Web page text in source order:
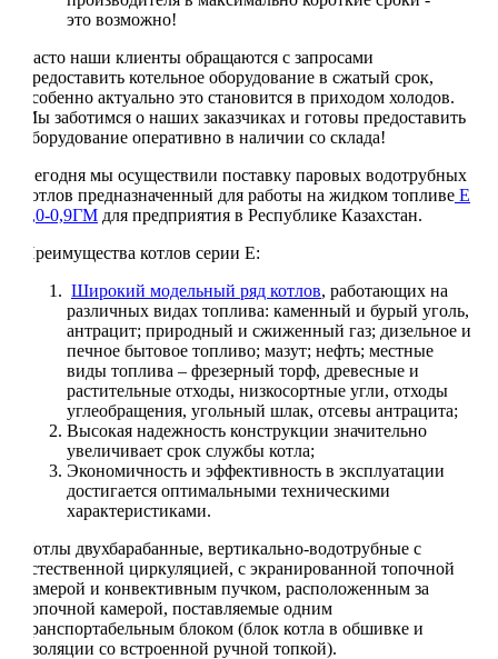
это возможно!
Часто наши клиенты обращаются с запросами
предоставить котельное оборудование в сжатый срок,
особенно актуально это становится в приходом холодов.
Мы заботимся о наших заказчиках и готовы предоставить
оборудование оперативно в наличии со склада!
Сегодня мы осуществили поставку паровых водотрубных
котлов предназначенный для работы на жидком топливе Е
1,0-0,9ГМ для предприятия в Республике Казахстан.
Преимущества котлов серии Е:
Широкий модельный ряд котлов, работающих на
различных видах топлива: каменный и бурый уголь,
антрацит; природный и сжиженный газ; дизельное и
печное бытовое топливо; мазут; нефть; местные
виды топлива – фрезерный торф, древесные и
растительные отходы, низкосортные угли, отходы
углеобращения, угольный шлак, отсевы антрацита;
Высокая надежность конструкции значительно
увеличивает срок службы котла;
Экономичность и эффективность в эксплуатации
достигается оптимальными техническими
характеристиками.
Котлы двухбарабанные, вертикально-водотрубные с
естественной циркуляцией, с экранированной топочной
камерой и конвективным пучком, расположенным за
топочной камерой, поставляемые одним
транспортабельным блоком (блок котла в обшивке и
изоляции со встроенной ручной топкой).